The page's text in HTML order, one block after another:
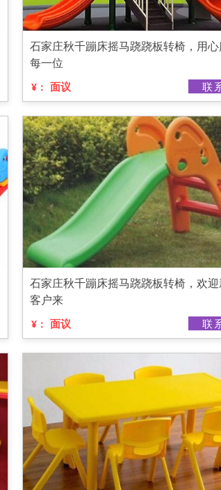
石家庄秋千蹦床摇马跷跷板转椅，用
每一位
¥： 面议 联
石家庄秋千蹦床摇马跷跷板转椅，欢
客户来
¥： 面议 联